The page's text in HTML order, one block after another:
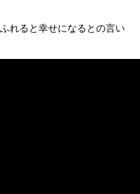
れると幸せになるとの言い